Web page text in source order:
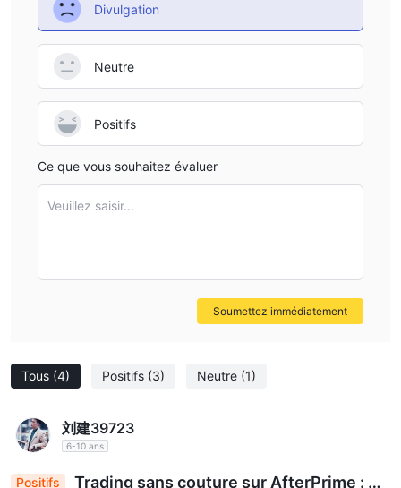
Tous (4) Positifs (3) Neutre (1)
刘建39723
6-10 ans
Positifs
Trading sans couture sur AfterPrime : Su
Divulgation
Neutre
Positifs
Ce que vous souhaitez évaluer
Veuillez saisir...
Soumettez immédiatement